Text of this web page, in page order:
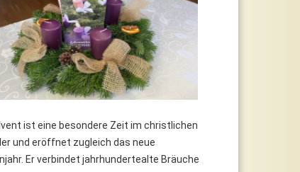
ist eine besondere Zeit im christlichen
und eröffnet zugleich das neue
Er verbindet jahrhundertealte Bräuche